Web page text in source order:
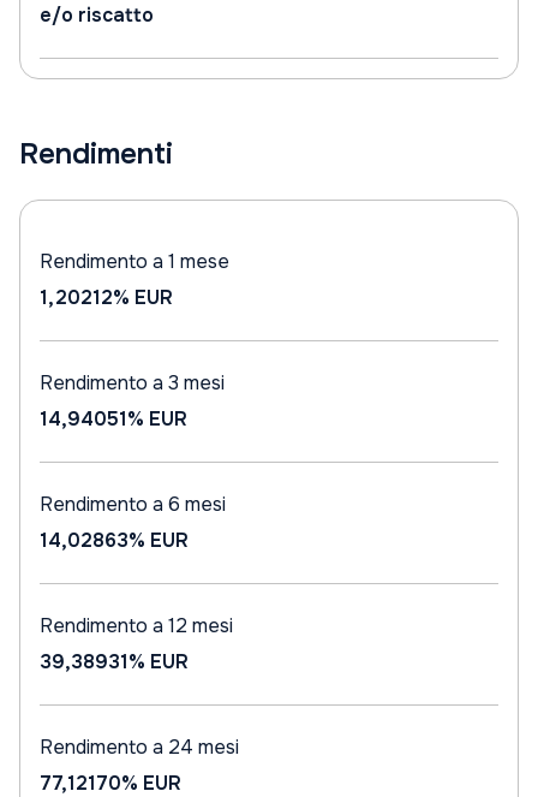
e/o riscatto
Rendimenti
Rendimento a 1 mese
1,20212% EUR
Rendimento a 3 mesi
14,94051% EUR
Rendimento a 6 mesi
14,02863% EUR
Rendimento a 12 mesi
39,38931% EUR
Rendimento a 24 mesi
77,12170% EUR